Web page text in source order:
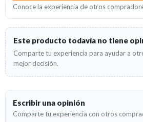
Conoce la experiencia de otros
Este producto todavía no tiene
Comparte tu experiencia para ayudar a
mejor decisión.
Escribir una opinión
Comparte tu experiencia con otros